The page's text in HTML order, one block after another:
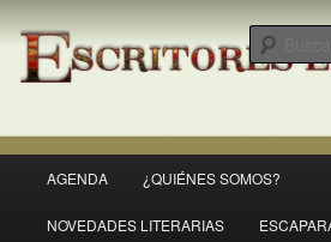
Ir
al
contenido
principal
Ir
al
contenido
secundario
Revista Escritores en Rivas
principal
AGENDA ¿QUIÉNES SOMOS?
NOVEDADES LITERARIAS